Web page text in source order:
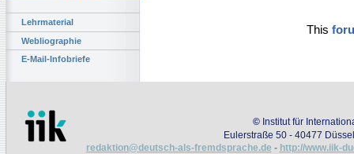
Lehrmaterial
Webliographie
E-Mail-Infobriefe
This
© Institut für
Eulerstraße 50 - 40477
redaktion@deutsch-als-fremdsprache.de - http://www.iik-